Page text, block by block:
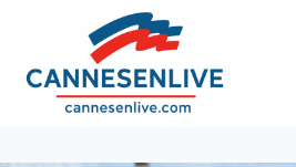
contenu